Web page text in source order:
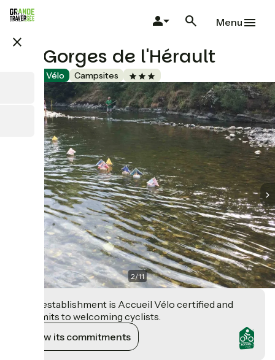
Skip
content
close
Menu
Les Gorges de l'Hérault
Accueil Vélo Campsites
2/11
This establishment is Accueil Vélo certified and
commits to welcoming cyclists.
View its commitments